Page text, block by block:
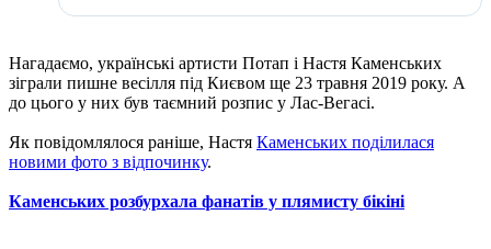
Нагадаємо, українські артисти Потап і Настя Каменських
зіграли пишне весілля під Києвом ще 23 травня 2019 року. А
до цього у них був таємний розпис у Лас-Вегасі.
Як повідомлялося раніше, Настя Каменських поділилася
новими фото з відпочинку.
Каменських розбурхала фанатів у плямисту бікіні